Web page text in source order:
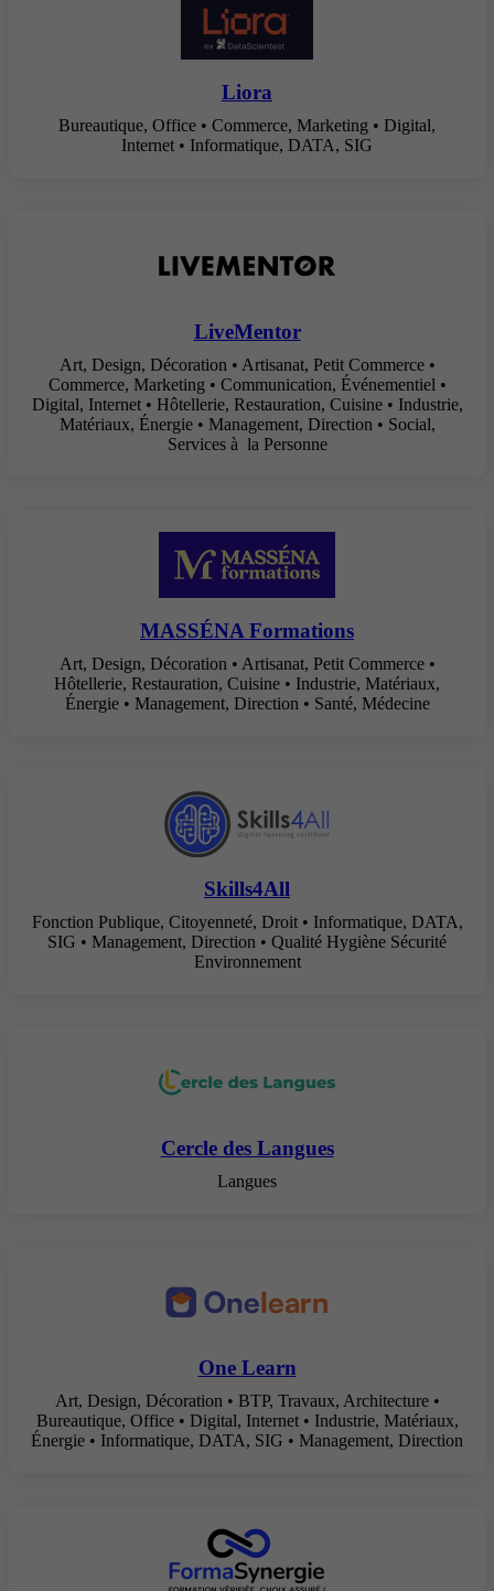
Liora
Bureautique, Office • Commerce, Marketing • Digital,
Internet • Informatique, DATA, SIG
LiveMentor
Art, Design, Décoration • Artisanat, Petit Commerce •
Commerce, Marketing • Communication, Événementiel •
Digital, Internet • Hôtellerie, Restauration, Cuisine • Industrie,
Matériaux, Énergie • Management, Direction • Social,
Services à la Personne
MASSÉNA Formations
Art, Design, Décoration • Artisanat, Petit Commerce •
Hôtellerie, Restauration, Cuisine • Industrie, Matériaux,
Énergie • Management, Direction • Santé, Médecine
Skills4All
Fonction Publique, Citoyenneté, Droit • Informatique, DATA,
SIG • Management, Direction • Qualité Hygiène Sécurité
Environnement
Cercle des Langues
Langues
One Learn
Art, Design, Décoration • BTP, Travaux, Architecture •
Bureautique, Office • Digital, Internet • Industrie, Matériaux,
Énergie • Informatique, DATA, SIG • Management, Direction